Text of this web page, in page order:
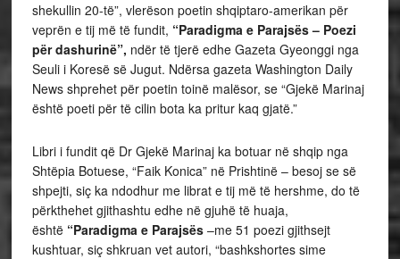
shekullin 20-të”, vlerëson poetin shqiptaro-amerikan për
veprën e tij më të fundit, “Paradigma e Parajsës – Poezi
për dashurinë”, ndër të tjerë edhe Gazeta Gyeonggi nga
Seuli i Koresë së Jugut. Ndërsa gazeta Washington Daily
News shprehet për poetin toinë malësor, se “Gjekë Marinaj
është poeti për të cilin bota ka pritur kaq gjatë.”
Libri i fundit që Dr Gjekë Marinaj ka botuar në shqip nga
Shtëpia Botuese, “Faik Konica” në Prishtinë – besoj se së
shpejti, siç ka ndodhur me librat e tij më të hershme, do të
përkthehet gjithashtu edhe në gjuhë të huaja,
është “Paradigma e Parajsës–me 51 poezi gjithsejt
kushtuar, siç shkruan vet autori, “bashkshortes sime